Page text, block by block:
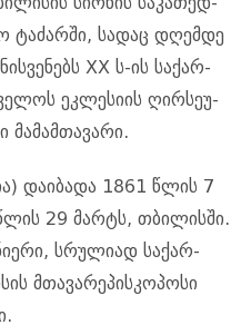
ტა­ძარ­ში, სა­დაც დღემ­დე
XX ს-ის სა­ქარ­
ეკ­ლე­სი­ის ღირ­სე­უ­
მა­მამ­თა­ვა­რი.
და­ი­ბა­და 1861 წლის 7
29 მარტს, თბი­ლის­ში.
სრუ­ლი­ად სა­ქარ­
მთა­ვა­რე­პის­კო­პო­სი